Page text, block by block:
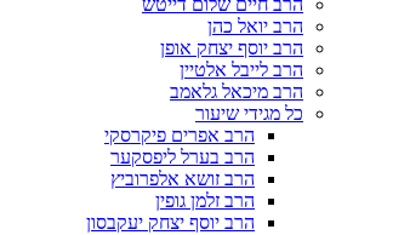
הרב יואל כהן
הרב יוסף יצחק אופן
הרב לייבל אלטיין
הרב מיכאל גלאמב
כל מגידי שיעור
הרב אפרים פיקרסקי
הרב בערל ליפסקער
הרב זושא אלפרוביץ
הרב זלמן גופין
הרב יוסף יצחק יעקבסון